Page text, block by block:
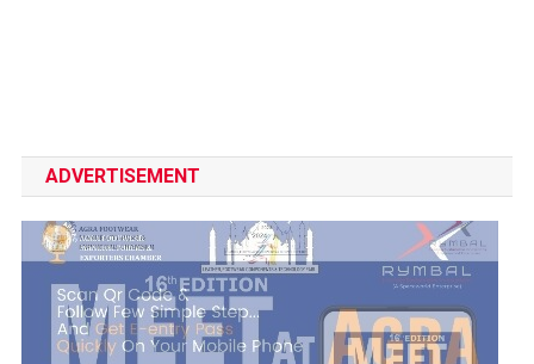
ADVERTISEMENT